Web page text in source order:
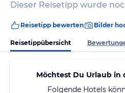
Dieser Reisetipp wurde
Reisetipp bewerten Bilder
Reisetippübersicht
Möchtest Du Urlaub in
Folgende Hotels